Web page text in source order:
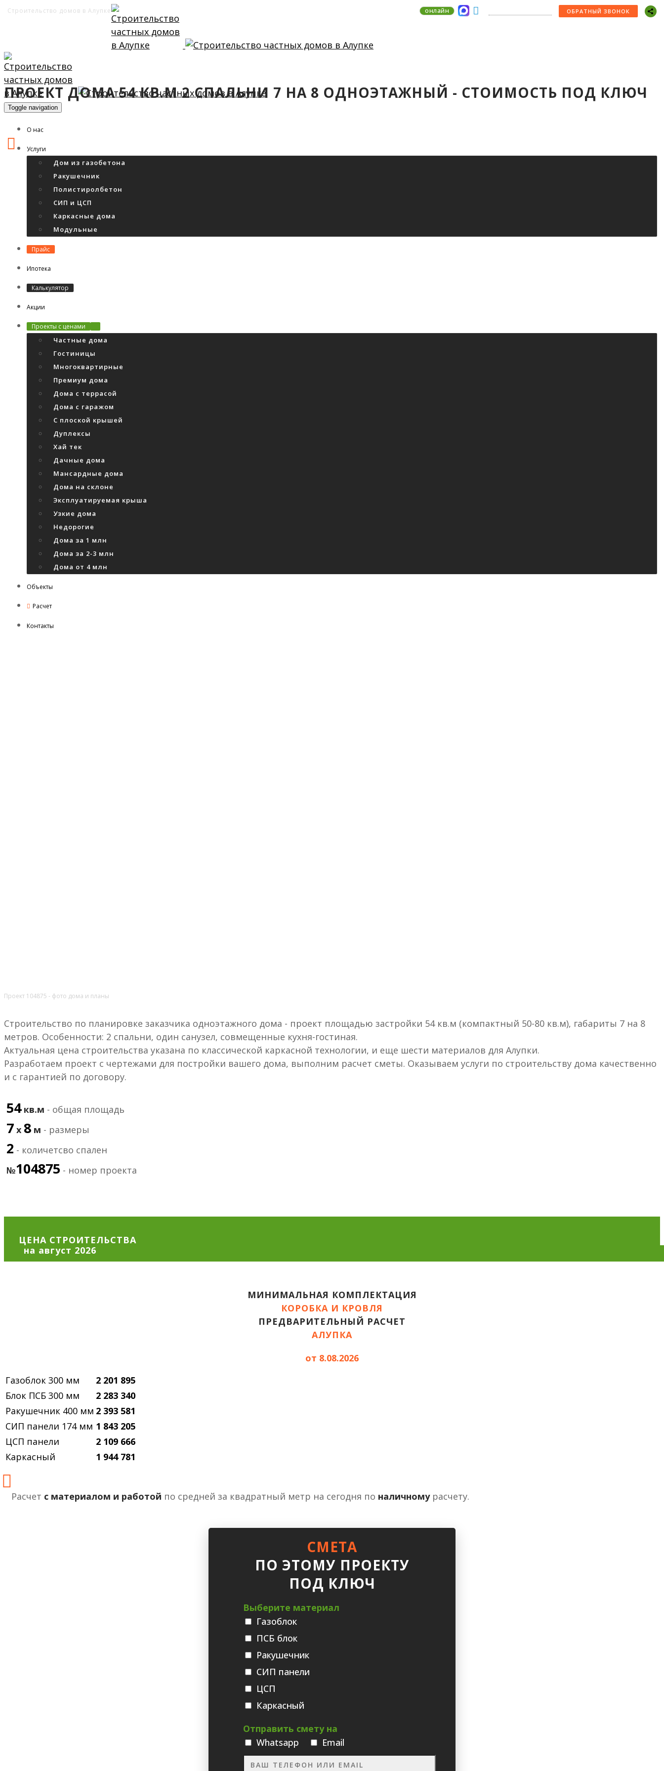
Строительство домов в Алупке онлайн ОБРАТНЫЙ ЗВОНОК
Toggle navigation
О нас
Услуги
Дом из газобетона
Ракушечник
Полистиролбетон
СИП и ЦСП
Каркасные дома
Модульные
Прайс
Ипотека
Калькулятор
Акции
Проекты с ценами
Частные дома
Гостиницы
Многоквартирные
Премиум дома
Дома с террасой
Дома с гаражом
С плоской крышей
Дуплексы
Хай тек
Дачные дома
Мансардные дома
Дома на склоне
Эксплуатируемая крыша
Узкие дома
Недорогие
Дома за 1 млн
Дома за 2-3 млн
Дома от 4 млн
Объекты
Расчет
Контакты
ПРОЕКТ ДОМА 54 КВ.М 2 СПАЛЬНИ 7 НА 8 ОДНОЭТАЖНЫЙ - СТОИМОСТЬ ПОД КЛЮЧ
Проект 104875 - фото дома и планы
Строительство по планировке заказчика одноэтажного дома - проект площадью застройки 54 кв.м (компактный 50-80 кв.м), габариты 7 на 8
метров. Особенности: 2 спальни, один санузел, совмещенные кухня-гостиная.
Актуальная цена строительства указана по классической каркасной технологии, и еще шести материалов для Алупки.
Разработаем проект с чертежами для постройки вашего дома, выполним расчет сметы. Оказываем услуги по строительству дома качественно
и с гарантией по договору.
54 кв.м - общая площадь
7 х 8 м - размеры
2 - количетсво спален
№104875 - номер проекта
ЦЕНА СТРОИТЕЛЬСТВА
МИНИМАЛЬНАЯ КОМПЛЕКТАЦИЯ
КОРОБКА И КРОВЛЯ
ПРЕДВАРИТЕЛЬНЫЙ РАСЧЕТ
АЛУПКА
от 8.08.2026
Газоблок 300 мм
2 201 895
Блок ПСБ 300 мм
2 283 340
Ракушечник 400 мм 2 393 581
СИП панели 174 мм 1 843 205
ЦСП панели
2 109 666
Каркасный
1 944 781
Расчет с материалом и работой по средней за квадратный метр на сегодня по наличномурасчету.
СМЕТА
ПО ЭТОМУ ПРОЕКТУ
ПОД КЛЮЧ
Выберите материал
Газоблок
ПСБ блок
Ракушечник
СИП панели
ЦСП
Каркасный
Отправить смету на
Whatsаpp
Email